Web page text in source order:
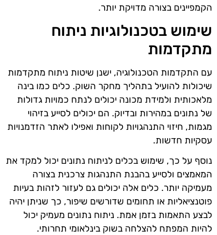
הקמפיינים בצורה מדויקת יותר.
שימוש בטכנולוגיות ניתוח
מתקדמות
עם התקדמות הטכנולוגיה, ישנן שיטות ניתוח מתקדמות
שיכולות להועיל בתהליך מחקר השוק. כלים כמו בינה
מלאכותית ולמידת מכונה יכולים לנתח כמויות גדולות
של נתונים במהירות ובדיוק. הם יכולים לסייע בזיהוי
מגמות, חיזוי התנהגויות לקוחות ואפילו לאתר הזדמנויות
עסקיות חדשות.
נוסף על כך, שימוש בכלים לניתוח נתונים יכול למקד את
המאמצים ולסייע בהבנת התנהגות צרכנית בצורה
מעמיקה יותר. כלים אלה יכולים גם לעזור לזהות בעיות
פוטנציאליות או תחומים שדורשים שיפור, כך שניתן יהיה
לבצע התאמות בזמן אמת. ניתוח נתונים מעמיק יכול
להיות המפתח להצלחה בשוק בינלאומי תחרותי.